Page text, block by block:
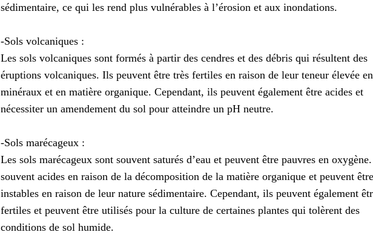
sédimentaire, ce qui les rend plus vulnérables à l’érosion et aux inondations.
-Sols volcaniques :
Les sols volcaniques sont formés à partir des cendres et des débris qui résultent des
éruptions volcaniques. Ils peuvent être très fertiles en raison de leur teneur élevée en
minéraux et en matière organique. Cependant, ils peuvent également être acides et
nécessiter un amendement du sol pour atteindre un pH neutre.
-Sols marécageux :
Les sols marécageux sont souvent saturés d’eau et peuvent être pauvres en
souvent acides en raison de la décomposition de la matière organique et peuvent être
instables en raison de leur nature sédimentaire. Cependant, ils peuvent également
fertiles et peuvent être utilisés pour la culture de certaines plantes qui tolèrent des
conditions de sol humide.